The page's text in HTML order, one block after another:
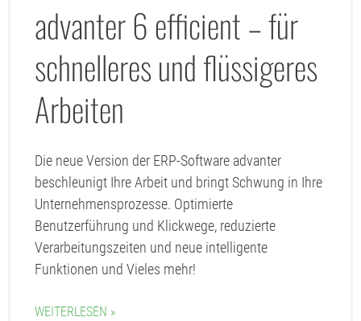
advanter 6 efficient – für
schnelleres und flüssigeres
Arbeiten
Die neue Version der ERP-Software advanter
beschleunigt Ihre Arbeit und bringt Schwung in Ihre
Unternehmensprozesse. Optimierte
Benutzerführung und Klickwege, reduzierte
Verarbeitungszeiten und neue intelligente
Funktionen und Vieles mehr!
WEITERLESEN »